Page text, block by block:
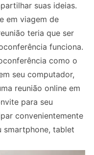
suas ideias.
em viagem de
teria que ser
funciona.
como o
seu computador,
reunião online em
para seu
convenientemente
smartphone, tablet